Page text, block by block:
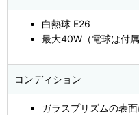
白熱球 E26
最大40W（電球は付
コンディション
ガラスプリズムの表